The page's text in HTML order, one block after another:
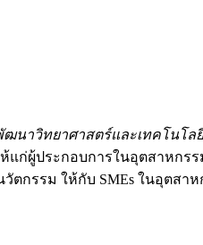
ฒนาวิทยาศาสตร์และเทคโนโ
ก่ผู้ประกอบการในอุตสาหกร
กรรม ให้กับ SMEs ในอุตสา